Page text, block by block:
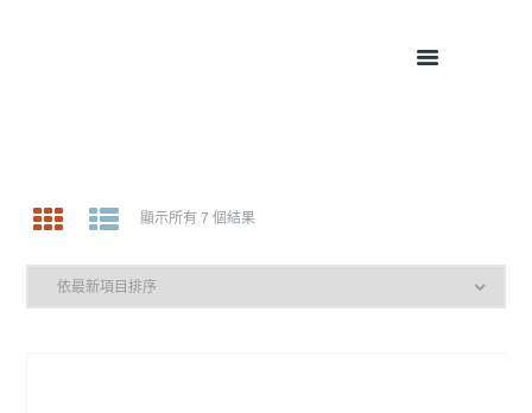
顯示所有 7 個結果